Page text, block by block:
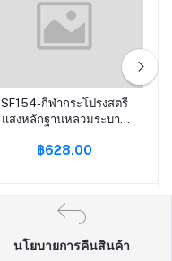
หยิบใส่ตะกร้า
SF154-กีฬากระโปรงสตรี
แสงหลักฐานหลวมระบาย
วิ่งเทนนิสโยคะกระโปรง
฿628.00
นโยบายการคืนสินค้า